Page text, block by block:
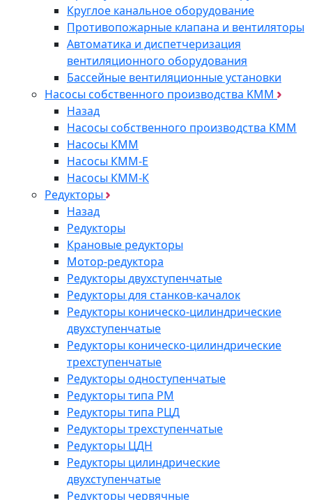
Круглое канальное оборудование
Противопожарные клапана и вентиляторы
Автоматика и диспетчеризация
вентиляционного оборудования
Бассейные вентиляционные установки
Насосы собственного производства KMM
Назад
Насосы собственного производства KMM
Насосы КММ
Насосы КММ-Е
Насосы КММ-К
Редукторы
Назад
Редукторы
Крановые редукторы
Мотор-редуктора
Редукторы двухступенчатые
Редукторы для станков-качалок
Редукторы коническо-цилиндрические
двухступенчатые
Редукторы коническо-цилиндрические
трехступенчатые
Редукторы одноступенчатые
Редукторы типа РМ
Редукторы типа РЦД
Редукторы трехступенчатые
Редукторы ЦДН
Редукторы цилиндрические
двухступенчатые
Редукторы червячные